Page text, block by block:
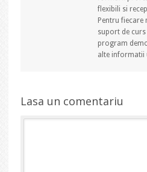
flexibili si
Pentru fiecare
suport de curs
program
alte informatii
Lasa un comentariu